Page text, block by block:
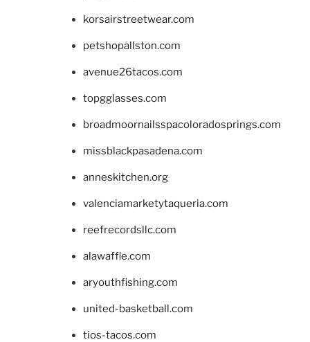
korsairstreetwear.com
petshopallston.com
avenue26tacos.com
topgglasses.com
broadmoornailsspacoloradosprings.com
missblackpasadena.com
anneskitchen.org
valenciamarketytaqueria.com
reefrecordsllc.com
alawaffle.com
aryouthfishing.com
united-basketball.com
tios-tacos.com